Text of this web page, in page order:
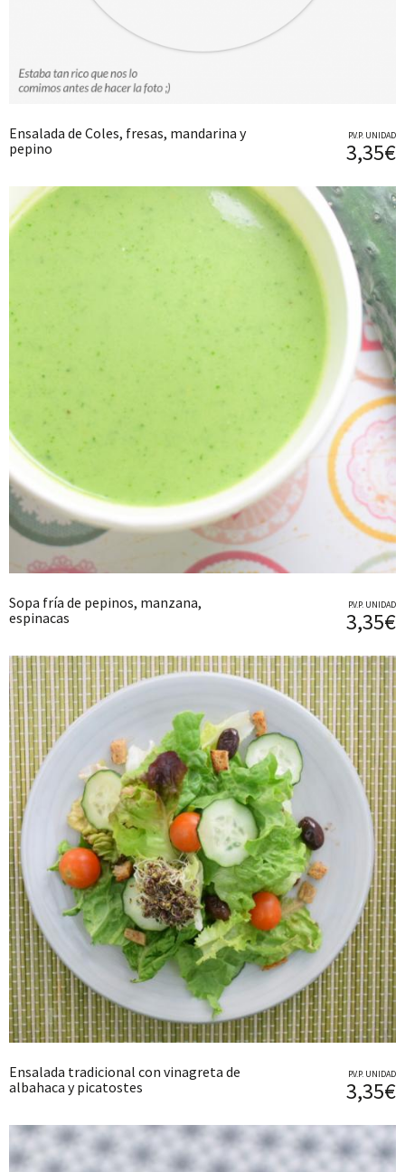
Ensalada de Coles, fresas, mandarina y
pepino
P.V.P. UNIDAD
3,35€
Sopa fría de pepinos, manzana,
espinacas
P.V.P. UNIDAD
3,35€
Ensalada tradicional con vinagreta de
albahaca y picatostes
P.V.P. UNIDAD
3,35€